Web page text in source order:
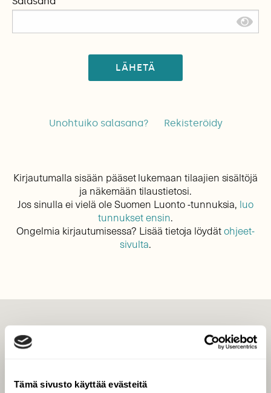
Tämä sivusto käyttää evästeitä
LÄHETÄ
Unohtuiko salasana? Rekisteröidy
Kirjautumalla sisään pääset lukemaan tilaajien sisältöjä
ja näkemään tilaustietosi.
Jos sinulla ei vielä ole Suomen Luonto -tunnuksia, luo
tunnukset ensin.
Ongelmia kirjautumisessa? Lisää tietoja löydätohjeet-
sivulta.
Tilaa digilukuoikeus